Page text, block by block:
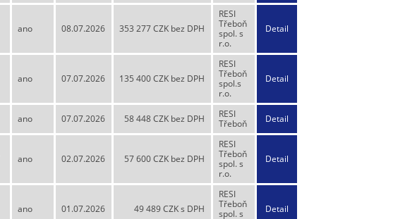
ano 08.07.2026 353 277 CZK bez DPH
RESI
Třeboň
spol. s
r.o.
Detail
ano 07.07.2026 135 400 CZK bez DPH
RESI
Třeboň
spol.s
r.o.
Detail
ano 07.07.2026 58 448 CZK bez DPH
RESI
Třeboň
Detail
ano 02.07.2026 57 600 CZK bez DPH
RESI
Třeboň
spol. s
r.o.
Detail
ano 01.07.2026 49 489 CZK s DPH
RESI
Třeboň
spol. s
Detail